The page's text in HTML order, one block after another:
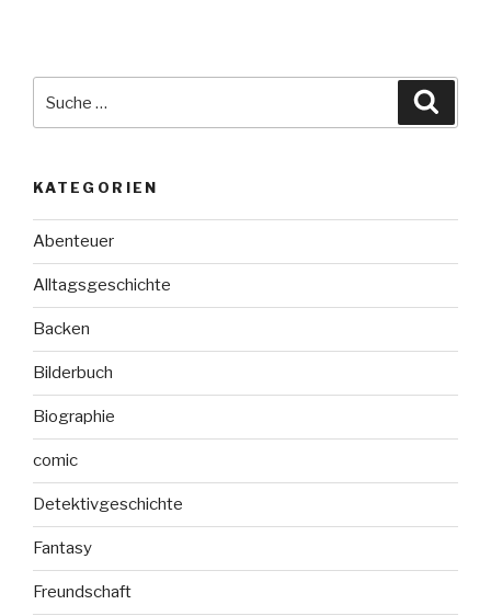
nach:
KATEGORIEN
Abenteuer
Alltagsgeschichte
Backen
Bilderbuch
Biographie
comic
Detektivgeschichte
Fantasy
Freundschaft